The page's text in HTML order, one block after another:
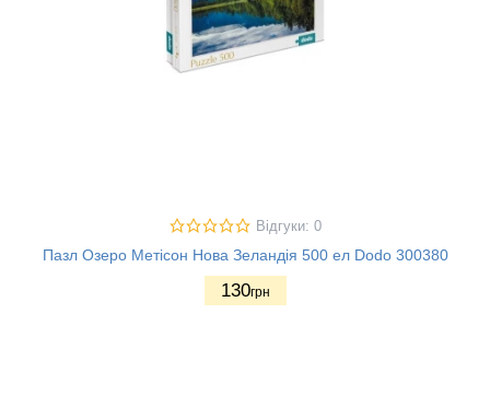
Відгуки: 0
Пазл Озеро Метісон Нова Зеландія 500 ел Dodo 300380
130грн